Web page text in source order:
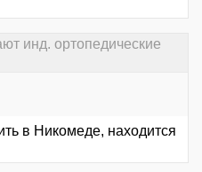
инд. ортопедические
в Никомеде, находится